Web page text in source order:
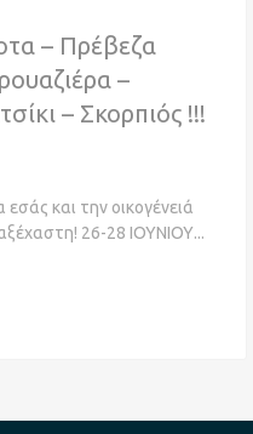
– Πρέβεζα
–
– Σκορπιός !!!
και την οικογένειά
26-28 ΙΟΥΝΙΟΥ